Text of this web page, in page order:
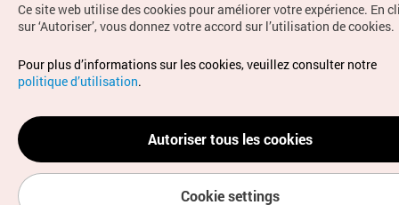
Droits d’auteur (c) Office National du Tourisme en Corée.
Tous droits réservés.
Pour les rapports d'erreurs et demandes de renseignements,
adressez vos demandes à
info.ontc@gmail.com
Ce site web utilise des cookies pour améliorer votre expérience. En
sur ‘Autoriser’, vous donnez votre accord sur l’utilisation de cookies.
Pour plus d’informations sur les cookies, veuillez consulter notre
politique d’utilisation.
Autoriser tous les cookies
Cookie settings